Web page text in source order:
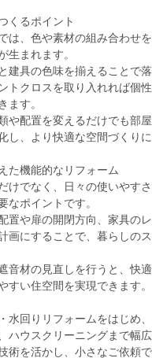
くるポイント
は、色や素材の組み合わせ
生まれます。
建具の色味を揃えることで
トクロスを取り入れれば個
ます。
や配置を変えるだけでも部
し、より快適な空間づくりに
た機能的なリフォーム
けでなく、日々の使いやす
なポイントです。
置や扉の開閉方向、家具の
画にすることで、暮らしの
音材の見直しを行うと、快
すい住空間を実現できます。
水回りリフォームをはじめ
ハウスクリーニングまで幅広
術を活かし、小さなご依頼